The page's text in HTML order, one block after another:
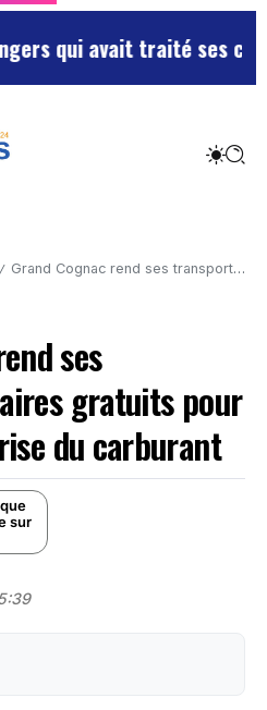
avait traité ses chefs de
/ Grand Cognac rend ses transports scolaires gratuits pour tous face à la crise du carburant
ses
gratuits pour
du carburant
sur